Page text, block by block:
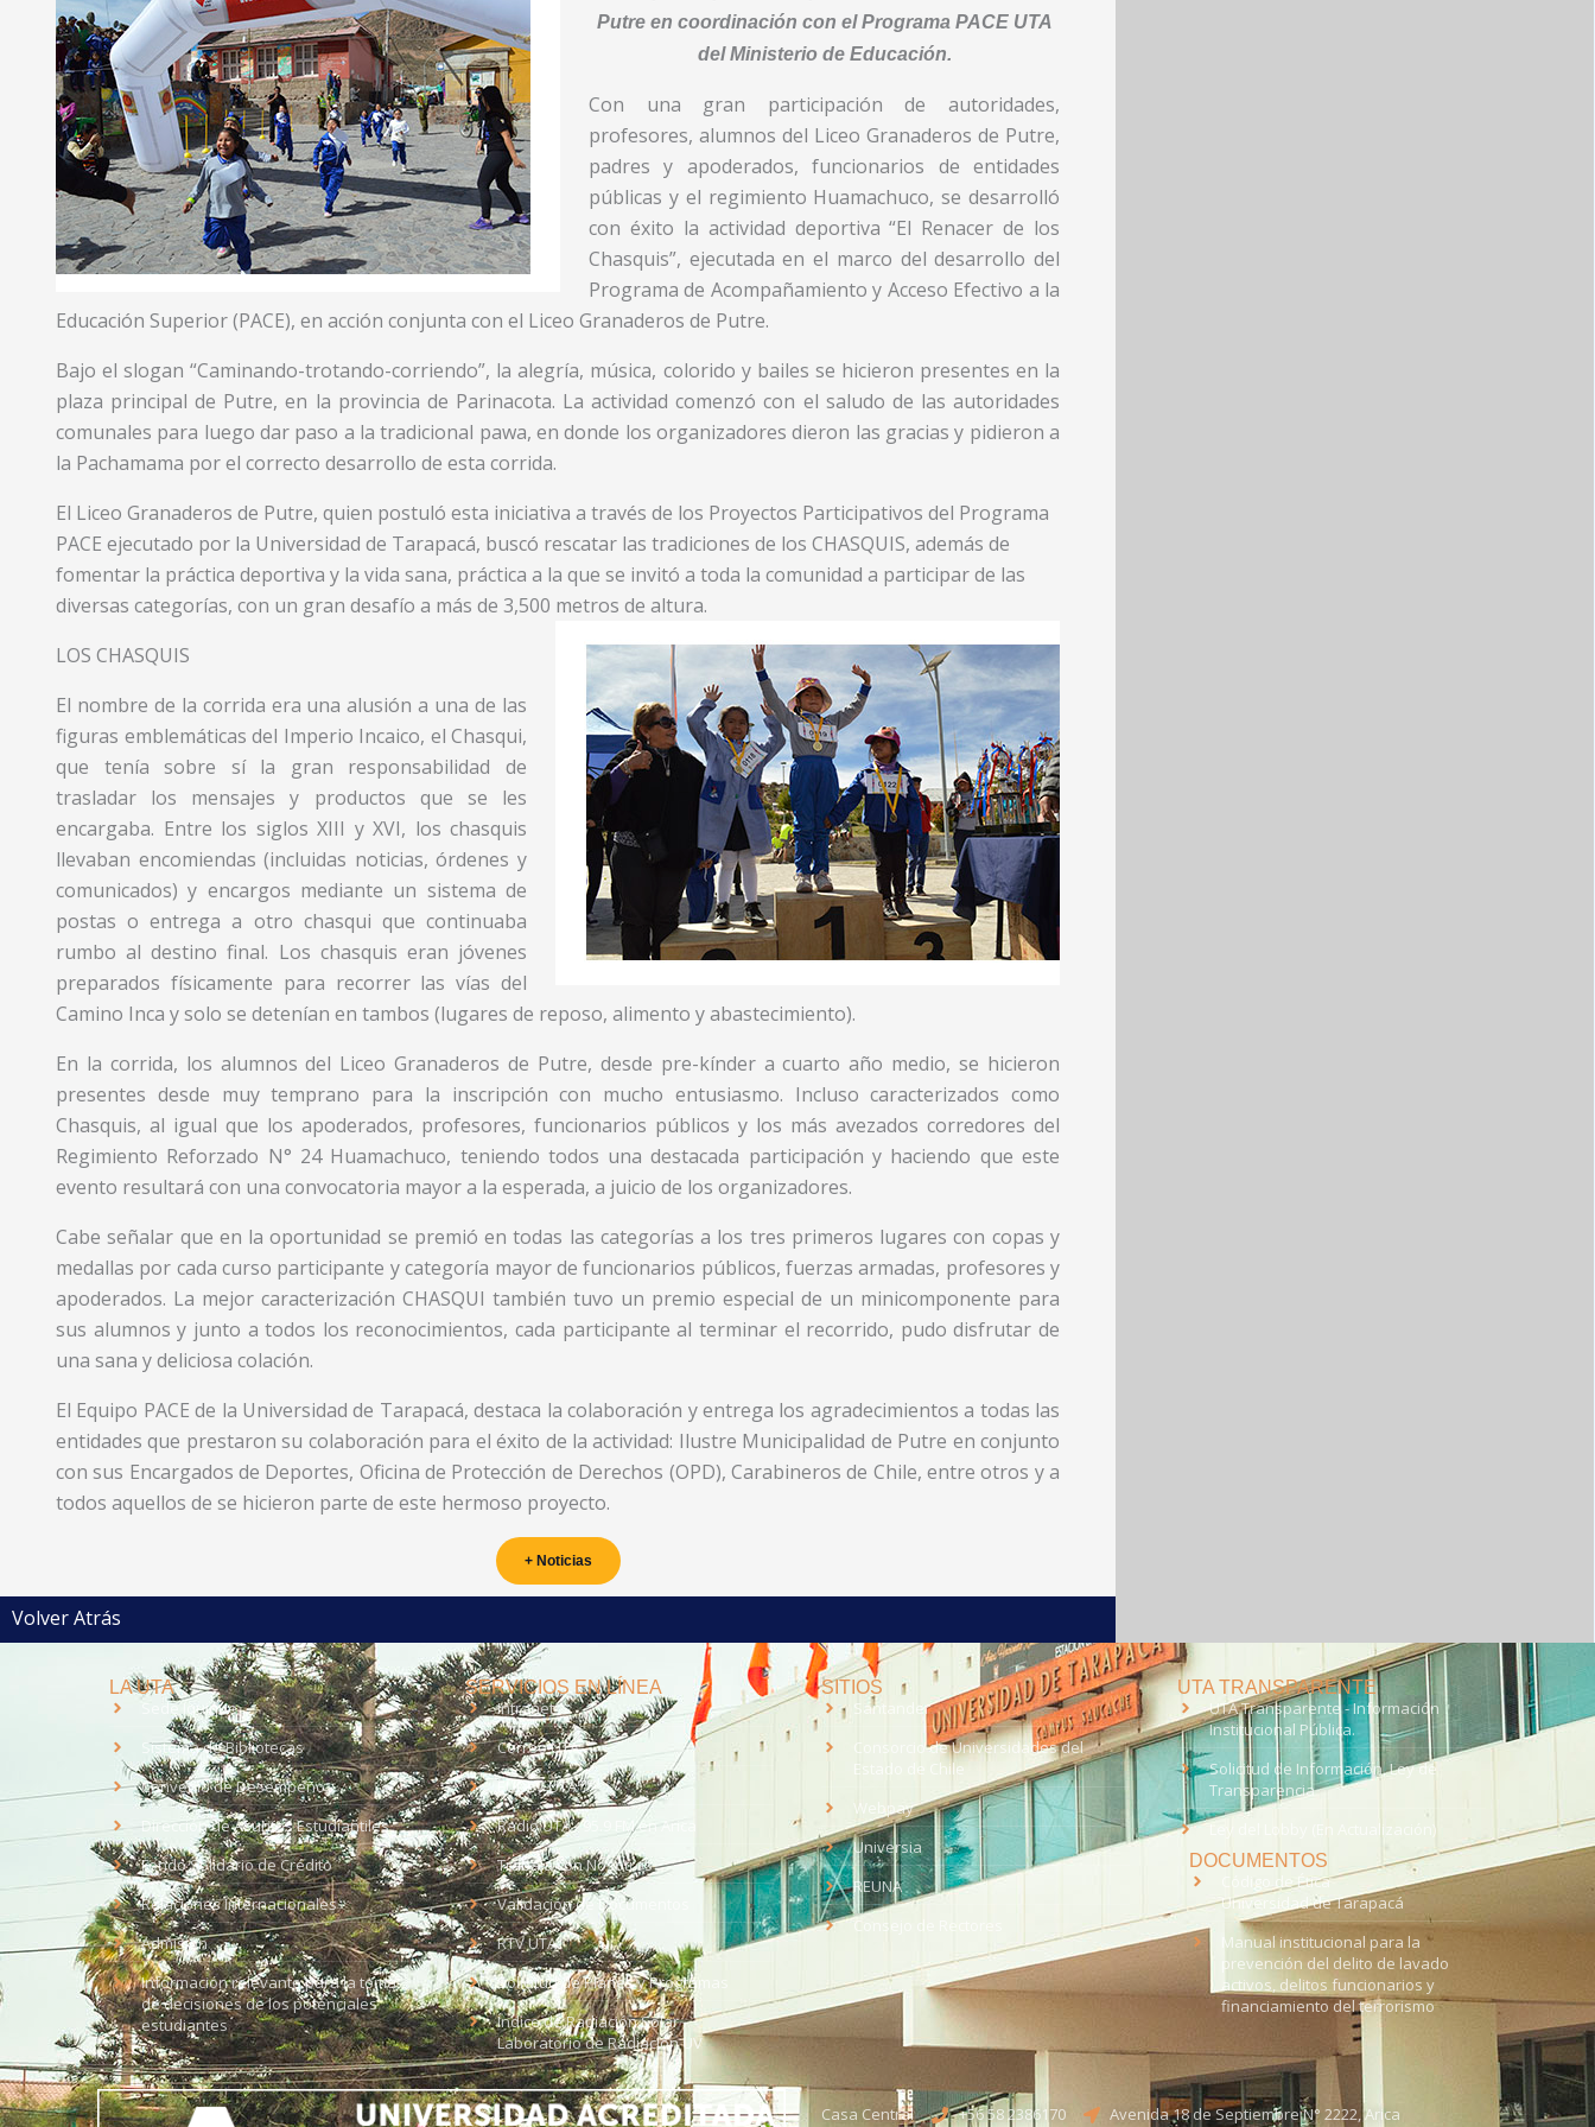
Putre en coordinación con el Programa PACE UTA
del Ministerio de Educación.
Con una gran participación de autoridades,
profesores, alumnos del Liceo Granaderos de Putre,
padres y apoderados, funcionarios de entidades
públicas y el regimiento Huamachuco, se desarrolló
con éxito la actividad deportiva “El Renacer de los
Chasquis”, ejecutada en el marco del desarrollo del
Programa de Acompañamiento y Acceso Efectivo a la
Educación Superior (PACE), en acción conjunta con el Liceo Granaderos de Putre.
Bajo el slogan “Caminando-trotando-corriendo”, la alegría, música, colorido y bailes se hicieron presentes en la
plaza principal de Putre, en la provincia de Parinacota. La actividad comenzó con el saludo de las autoridades
comunales para luego dar paso a la tradicional pawa, en donde los organizadores dieron las gracias y pidieron a
la Pachamama por el correcto desarrollo de esta corrida.
El Liceo Granaderos de Putre, quien postuló esta iniciativa a través de los Proyectos Participativos del Programa
PACE ejecutado por la Universidad de Tarapacá, buscó rescatar las tradiciones de los CHASQUIS, además de
fomentar la práctica deportiva y la vida sana, práctica a la que se invitó a toda la comunidad a participar de las
diversas categorías, con un gran desafío a más de 3,500 metros de altura.
LOS CHASQUIS
El nombre de la corrida era una alusión a una de las
figuras emblemáticas del Imperio Incaico, el Chasqui,
que tenía sobre sí la gran responsabilidad de
trasladar los mensajes y productos que se les
encargaba. Entre los siglos XIII y XVI, los chasquis
llevaban encomiendas (incluidas noticias, órdenes y
comunicados) y encargos mediante un sistema de
postas o entrega a otro chasqui que continuaba
rumbo al destino final. Los chasquis eran jóvenes
preparados físicamente para recorrer las vías del
Camino Inca y solo se detenían en tambos (lugares de reposo, alimento y abastecimiento).
En la corrida, los alumnos del Liceo Granaderos de Putre, desde pre-kínder a cuarto año medio, se hicieron
presentes desde muy temprano para la inscripción con mucho entusiasmo. Incluso caracterizados como
Chasquis, al igual que los apoderados, profesores, funcionarios públicos y los más avezados corredores del
Regimiento Reforzado N° 24 Huamachuco, teniendo todos una destacada participación y haciendo que este
evento resultará con una convocatoria mayor a la esperada, a juicio de los organizadores.
Cabe señalar que en la oportunidad se premió en todas las categorías a los tres primeros lugares con copas y
medallas por cada curso participante y categoría mayor de funcionarios públicos, fuerzas armadas, profesores y
apoderados. La mejor caracterización CHASQUI también tuvo un premio especial de un minicomponente para
sus alumnos y junto a todos los reconocimientos, cada participante al terminar el recorrido, pudo disfrutar de
una sana y deliciosa colación.
El Equipo PACE de la Universidad de Tarapacá, destaca la colaboración y entrega los agradecimientos a todas las
entidades que prestaron su colaboración para el éxito de la actividad: Ilustre Municipalidad de Putre en conjunto
con sus Encargados de Deportes, Oficina de Protección de Derechos (OPD), Carabineros de Chile, entre otros y a
todos aquellos de se hicieron parte de este hermoso proyecto.
+ Noticias
Volver Atrás
LA UTA
Sede Iquique
Sistema de Bibliotecas
Convenio de Desempeño
Dirección de Asuntos Estudiantiles
Fondo Solidario de Crédito
Relaciones Internacionales
Admisión
Información relevante para la toma
de decisiones de los potenciales
estudiantes
SERVICIOS EN LÍNEA
Intranet
Correo UTA
EUDEV UTAmed
Radio UTA - 95.9 FM en Arica
Trabaja con Nosotros
Validación de Documentos
RTV UTA
Solicitud de Planes y Programas
Índice de Radiación Solar -
Laboratorio de Radiación UV
SITIOS
Santander
Consorcio de Universidades del
Estado de Chile
Webpay
Universia
REUNA
UTA TRANSPARENTE
UTA Transparente - Información
Institucional Pública.
Solicitud de Información, Ley de
Transparencia
Ley del Lobby (En Actualización)
DOCUMENTOS
Código de Ética
Universidad de Tarapacá
Manual institucional para la
prevención del delito de lavado
activos, delitos funcionarios y
financiamiento del terrorismo
Casa Central +56 58 2386170 Avenida 18 de Septiembre N° 2222, Arica